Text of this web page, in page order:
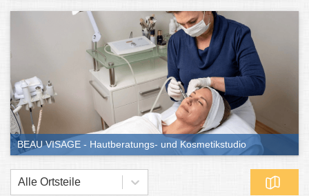
Die besten Kosmetikstudios in München
findet ihr hier:
BEAU VISAGE - Hautberatungs- und Kosmetikstudio
Alle Ortsteile